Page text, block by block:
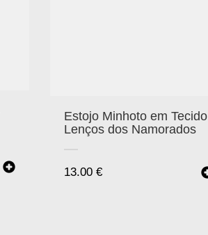
Estojo Minhoto em Tecido
Lenços dos Namorados
13.00 €